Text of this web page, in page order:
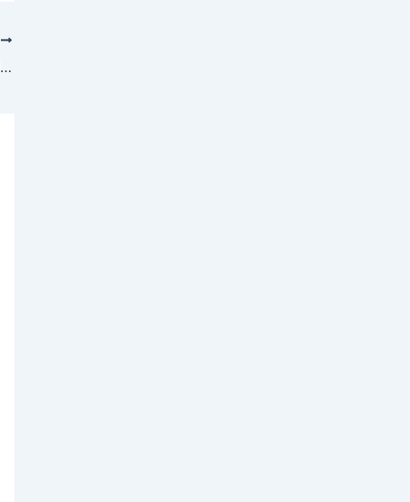
ശനിയാഴ്ച ഇത് ഒരാൾക്ക് കൊടുക്കുക ! ധനം ഒഴുകി വരും ! ദാരിദ്യം മാറും .